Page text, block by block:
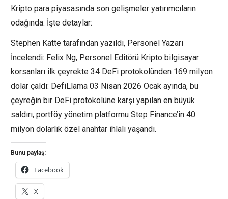
Kripto para piyasasında son gelişmeler yatırımcıların
odağında. İşte detaylar:
Stephen Katte tarafından yazıldı, Personel Yazarı
İncelendi: Felix Ng, Personel Editörü Kripto bilgisayar
korsanları ilk çeyrekte 34 DeFi protokolünden 169 milyon
dolar çaldı: DefiLlama 03 Nisan 2026 Ocak ayında, bu
çeyreğin bir DeFi protokolüne karşı yapılan en büyük
saldırı, portföy yönetim platformu Step Finance’in 40
milyon dolarlık özel anahtar ihlali yaşandı.
Bunu paylaş:
Facebook
X